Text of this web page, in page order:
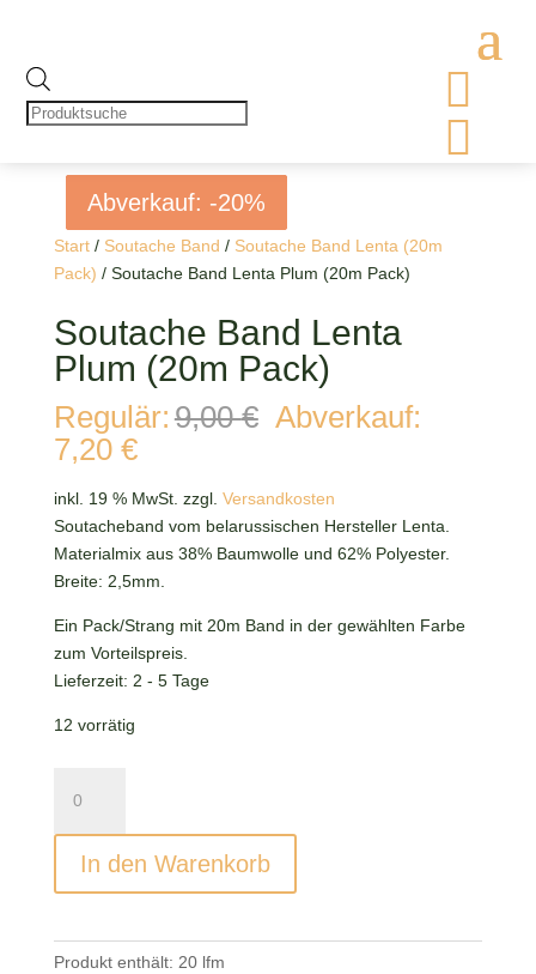
search


Start/ Soutache Band / Soutache Band Lenta (20m
Pack) / Soutache Band Lenta Plum (20m Pack)
Abverkauf: -20%
Soutache Band Lenta
Plum (20m Pack)
Regulär: 9,00€ Ursprünglicher
9,00 €
Abverkauf:
7,20 €Aktueller
ist:
7,20 €.
inkl. 19 % MwSt. zzgl. Versandkosten
Soutacheband vom belarussischen Hersteller Lenta.
Materialmix aus 38% Baumwolle und 62% Polyester.
Breite: 2,5mm.
Ein Pack/Strang mit 20m Band in der gewählten Farbe
zum Vorteilspreis.
Lieferzeit: 2 - 5 Tage
12 vorrätig
Band
Lenta
Plum
(20m
Menge
In den Warenkorb
Produkt enthält: 20 lfm
Abverkauf: -20%
Abverkauf: -20%
Abverkauf: -20%